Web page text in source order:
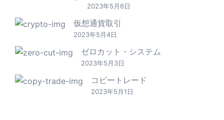
2023年5月6日
仮想通貨取引
2023年5月4日
ゼロカット・システム
2023年5月3日
コピートレード
2023年5月1日